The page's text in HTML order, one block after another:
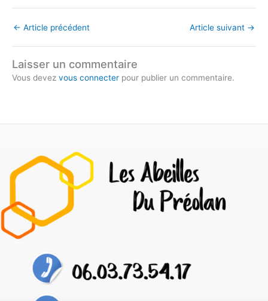
← Article précédent Article suivant →
Laisser un commentaire
Vous devez vous connecter pour publier un commentaire.